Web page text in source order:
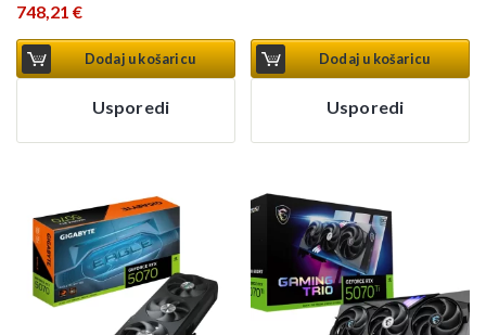
748,21 €
Dodaj u košaricu
Usporedi
Dodaj u košaricu
Usporedi